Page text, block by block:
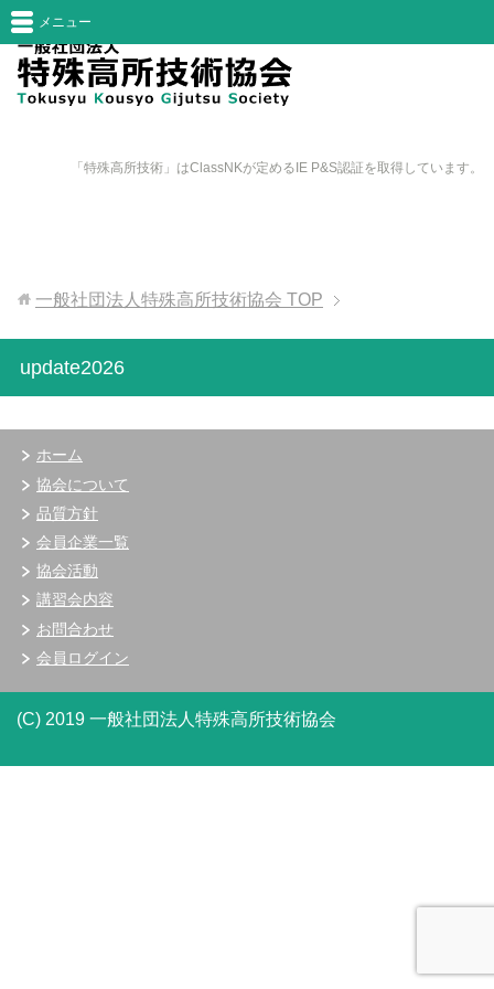
「特殊高所技術」はClassNKが定めるIE P&S認証を取得しています。
メニュー
一般社団法人特殊高所技術協会 TOP
update2026
ホーム
協会について
品質方針
会員企業一覧
協会活動
講習会内容
お問合わせ
会員ログイン
(C) 2019 一般社団法人特殊高所技術協会